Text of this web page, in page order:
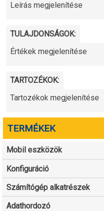
Leírás megjelenítése
TULAJDONSÁGOK:
Értékek megjelenítése
TARTOZÉKOK:
Tartozékok megjelenítése
TERMÉKEK
Mobil eszközök
Konfiguráció
Számítógép alkatrészek
Adathordozó